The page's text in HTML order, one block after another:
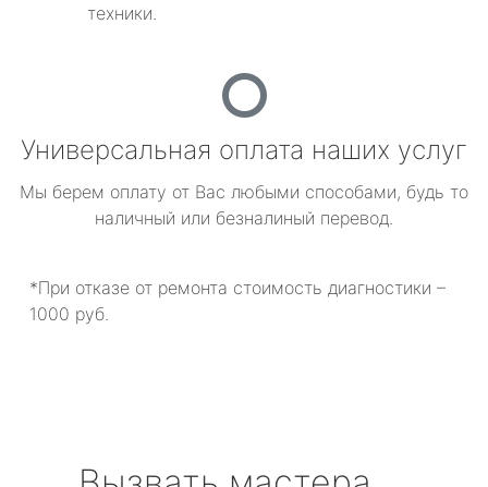
техники.
Универсальная оплата наших услуг
Мы берем оплату от Вас любыми способами, будь то
наличный или безналиный перевод.
*При отказе от ремонта стоимость диагностики –
1000 руб.